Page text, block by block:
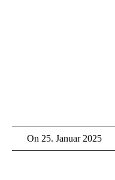
On 25. Januar 2025